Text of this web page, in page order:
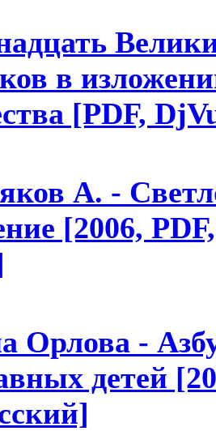
в
[PDF,
А. -
[2006,
Орлова -
детей